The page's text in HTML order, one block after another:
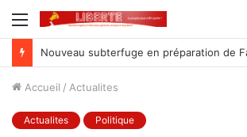
Menu
Accueil / Actualites
Actualites Politique